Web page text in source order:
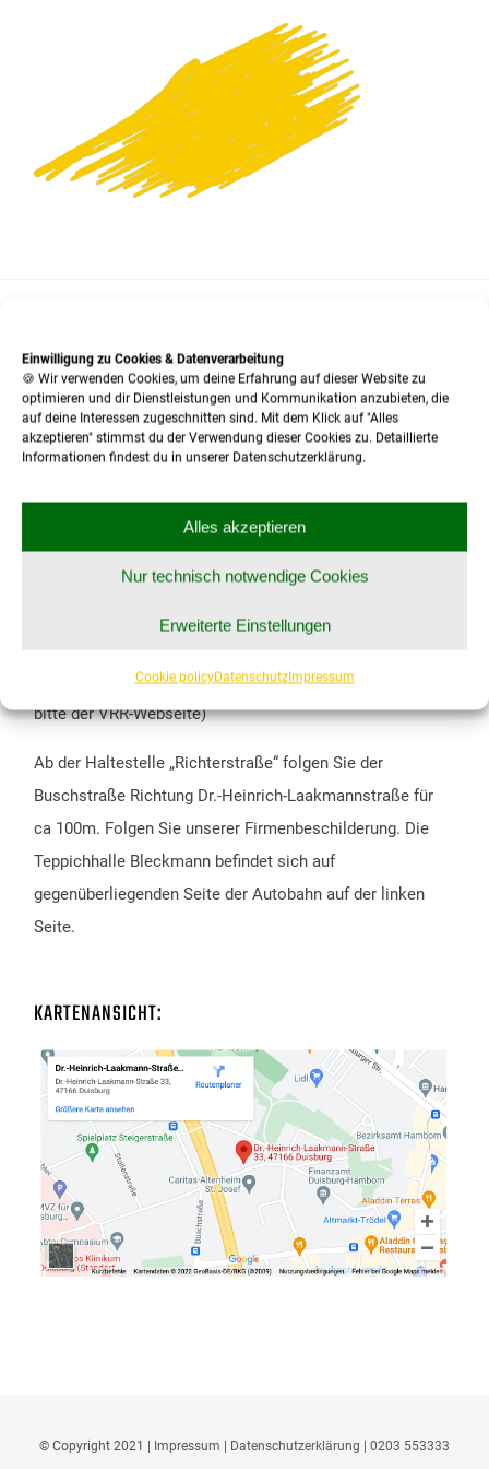
Einwilligung zu Cookies & Datenverarbeitung
🍪 Wir verwenden Cookies, um deine Erfahrung auf dieser Website zu
optimieren und dir Dienstleistungen und Kommunikation anzubieten, die
auf deine Interessen zugeschnitten sind. Mit dem Klick auf "Alles
akzeptieren" stimmst du der Verwendung dieser Cookies zu. Detaillierte
Informationen findest du in unserer Datenschutzerklärung.
Alles akzeptieren
Nur technisch notwendige Cookies
Erweiterte Einstellungen
Cookie policyDatenschutzImpressum
SO KÖNNEN SIE KONTAKT MIT UNS AUFNEHMEN:
Tel.: 02 03 / 55 33 33
Fax:02 03 / 56 06 66
SO ERREICHEN SIE UNS MIT DEM BUS:
Fahren Sie mit einer Buslinie bis zur
(Um eine genaue Busverbindung zu ermitteln folgen Sie
bitte derVRR-Webseite)
Ab der Haltestelle „Richterstraße“ folgen Sie der
Buschstraße Richtung Dr.-Heinrich-Laakmannstraße für
ca 100m. Folgen Sie unserer Firmenbeschilderung. Die
Teppichhalle Bleckmann befindet sich auf
gegenüberliegenden Seite der Autobahn auf der linken
Seite.
KARTENANSICHT:
© Copyright 2021 | Impressum Datenschutzerklärung 0203 553333